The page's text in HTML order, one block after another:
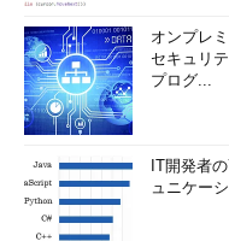
オンプレ
セキュリ
プログ...
IT開発者
ュニケー